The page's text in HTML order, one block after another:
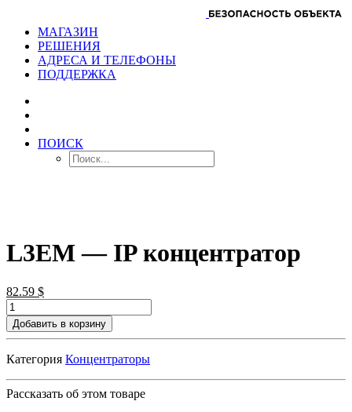
МАГАЗИН
РЕШЕНИЯ
АДРЕСА И ТЕЛЕФОНЫ
ПОДДЕРЖКА
ПОИСК
L3EM — IP концентратор
82.59 $
Добавить в корзину
Категория Концентраторы
Рассказать об этом товаре